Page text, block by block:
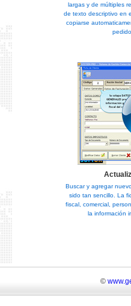
largas y de múltiples
de texto descriptivo en
copiarse
Buscar y agregar
sido tan sencillo. La
fiscal, comercial,
la información
©